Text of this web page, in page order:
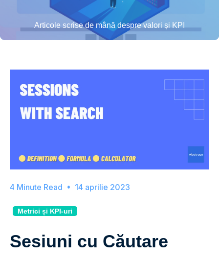
Articole scrise de mână despre valori și KPI
14 aprilie 2023
Metrici și KPI-uri
Sesiuni cu Căutare